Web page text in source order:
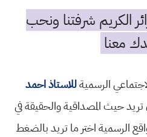
الكريم شرفتنا ونحب
معنا
الرسميةللاستاذ احمد
تريد حيث المصداقية والحقيقة في
الرسمية اختر ما تريد بالضغط